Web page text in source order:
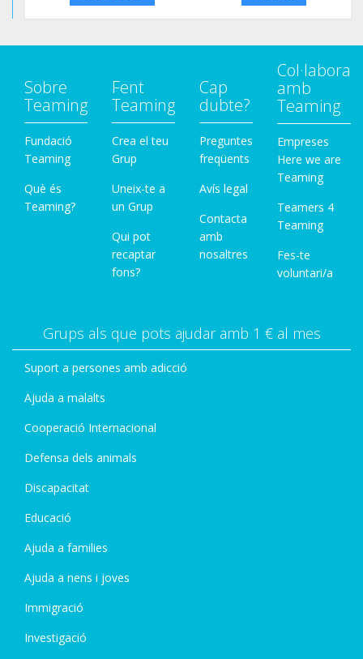
Sobre
Teaming
Fundació
Teaming
Què és
Teaming?
Fent
Teaming
Crea el teu
Grup
Uneix-te a
un Grup
Qui pot
recaptar
fons?
Cap
dubte?
Preguntes
freqüents
Avís legal
Contacta
amb
nosaltres
Col·labora
amb
Teaming
Empreses
Here we are
Teaming
Teamers 4
Teaming
Fes-te
voluntari/a
Grups als que pots ajudar amb 1 € al mes
Suport a persones amb adicció
Ajuda a malalts
Cooperació Internacional
Defensa dels animals
Discapacitat
Educació
Ajuda a families
Ajuda a nens i joves
Immigració
Investigació